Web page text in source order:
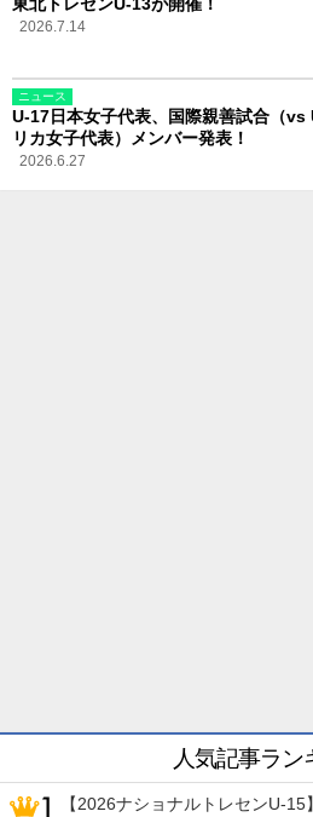
2026.7.14
ニュース
U-17日本女子代表、国際親善試合（vs
リカ女子代表）メンバー発表！
2026.6.27
人気記事ラン
【2026ナショナルトレセンU-